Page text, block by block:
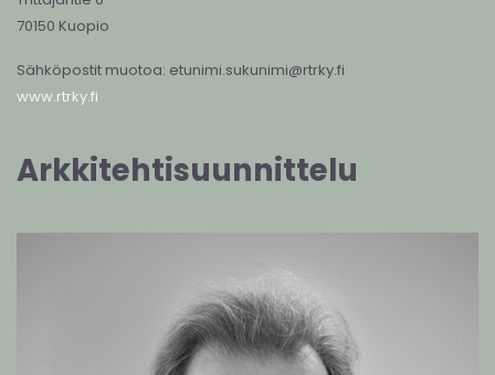
70150 Kuopio
Sähköpostit muotoa: etunimi.sukunimi@rtrky.fi
www.rtrky.fi
Arkkitehtisuunnittelu